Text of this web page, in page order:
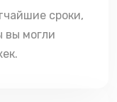
сроки,
вы могли